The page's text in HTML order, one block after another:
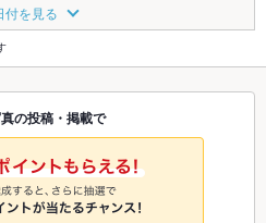
8/26
◎
8/27
◎ ◎ ◎
9/2
◎
9/3
◎
9/4 9/5
9/9
◎
9/10
◎
9/11
付を見る
の投稿・掲載で